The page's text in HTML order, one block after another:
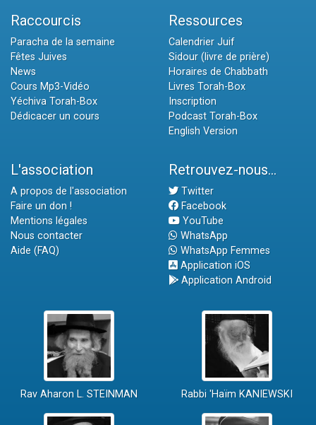
Raccourcis
Paracha de la semaine
Fêtes Juives
News
Cours Mp3-Vidéo
Yéchiva Torah-Box
Dédicacer un cours
Ressources
Calendrier Juif
Sidour (livre de prière)
Horaires de Chabbath
Livres Torah-Box
Inscription
Podcast Torah-Box
English Version
L'association
A propos de l'association
Faire un don !
Mentions légales
Nous contacter
Aide (FAQ)
Retrouvez-nous...
Twitter
Facebook
YouTube
WhatsApp
WhatsApp Femmes
Application iOS
Application Android
Rav Aharon L. STEINMAN Rabbi 'Haïm KANIEWSKI